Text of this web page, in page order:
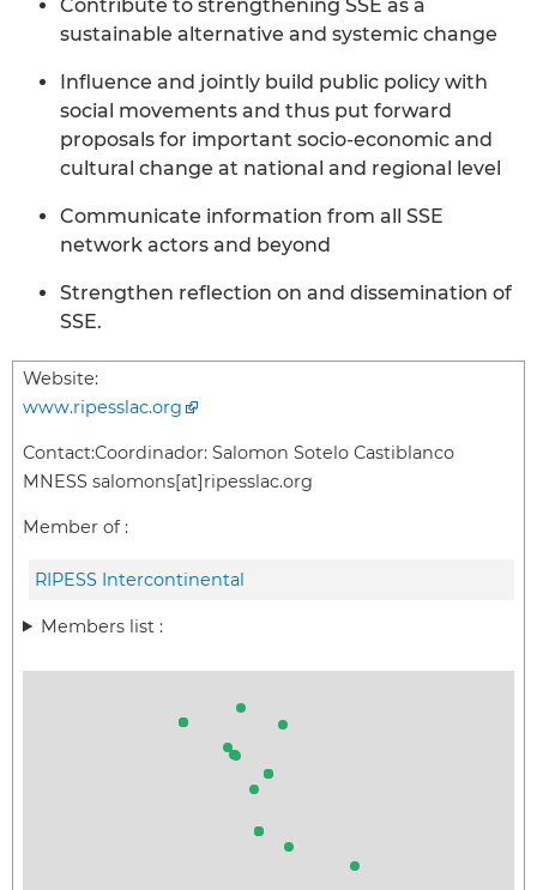
Contribute to strengthening SSE as a
sustainable alternative and systemic change
Influence and jointly build public policy with
social movements and thus put forward
proposals for important socio-economic and
cultural change at national and regional level
Communicate information from all SSE
network actors and beyond
Strengthen reflection on and dissemination of
SSE.
Website:
www.ripesslac.org
Contact:Coordinador: Salomon Sotelo Castiblanco
MNESS salomons[at]ripesslac.org
Member of :
RIPESS Intercontinental
Members list :